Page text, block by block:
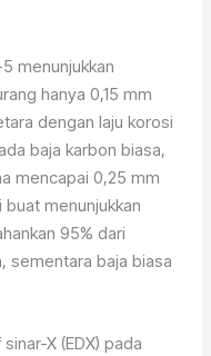
menunjukkan
hanya 0,15 mm
dengan laju korosi
baja karbon biasa,
mencapai 0,25 mm
menunjukkan
95% dari
sementara baja biasa
X (EDX) pada